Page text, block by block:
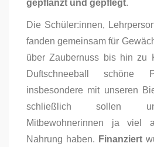
gepflanzt und gepflegt.
Die Schüler:innen,
fanden gemeinsam für
über Zaubernuss bis hin zu
Duftschneeball
insbesondere mit unseren
schließlich sollen
Mitbewohnerinnen ja viel
Nahrung haben. Finanziert